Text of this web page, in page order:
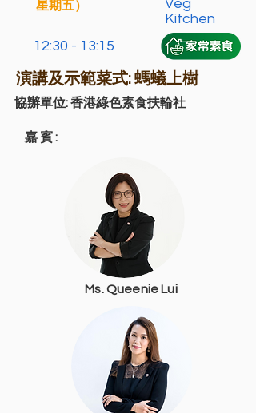
星期五）
12:30 - 13:15
Veg
Kitchen
演講及示範菜式: 螞蟻上樹
協辦單位:香港綠色素食扶輪社
嘉賓:
Ms. Queenie Lui